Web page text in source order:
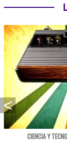
CIENCIA Y